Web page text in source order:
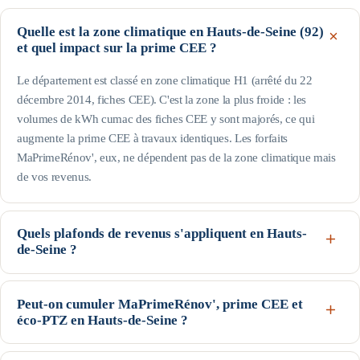
Quelle est la zone climatique en Hauts-de-Seine (92)
et quel impact sur la prime CEE ?
Le département est classé en zone climatique H1 (arrêté du 22
décembre 2014, fiches CEE). C'est la zone la plus froide : les
volumes de kWh cumac des fiches CEE y sont majorés, ce qui
augmente la prime CEE à travaux identiques. Les forfaits
MaPrimeRénov', eux, ne dépendent pas de la zone climatique mais
de vos revenus.
Quels plafonds de revenus s'appliquent en Hauts-
de-Seine ?
Le département fait partie de l'Île-de-France : ce sont les plafonds
franciliens, plus élevés, qui s'appliquent. Pour une personne seule, le
profil Bleu (très modestes) va jusqu'à 24 031 € de revenu fiscal de
référence, le Jaune jusqu'à 29 253 € et le Violet jusqu'à 40 851 € ;
Peut-on cumuler MaPrimeRénov', prime CEE et
éco-PTZ en Hauts-de-Seine ?
Oui, ces trois dispositifs nationaux sont cumulables sur un même